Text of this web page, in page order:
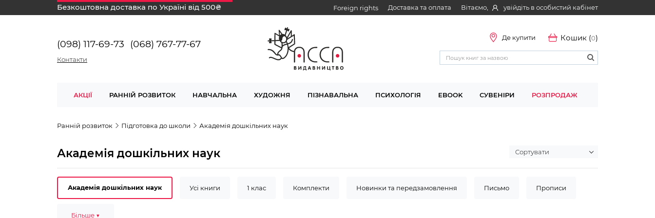
Безкоштовна доставка по Україні від 500₴ Foreign rights Доставка та оплата Вітаємо, увійдіть в особистий кабінет
(098) 117-69-73 (068) 767-77-67
Контакти
Де купити Кошик (0)
АКЦІЇ РАННІЙ РОЗВИТОК НАВЧАЛЬНА ХУДОЖНЯ ПІЗНАВАЛЬНА ПСИХОЛОГІЯ EBOOK СУВЕНІРИ РОЗПРОДАЖ
Ранній розвиток Підготовка до школи Академія дошкільних наук
Академія дошкільних наук
Усі книги 1 клас Комплекти Новинки та передзамовлення Письмо Прописи
3-4 роки
Академія дошкільних наук
Більше ▼